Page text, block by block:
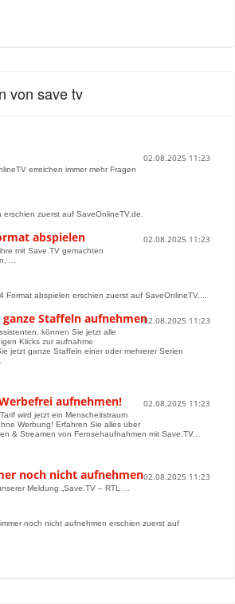
von save tv
02.08.2025 11:23
erreichen immer mehr Fragen
zuerst auf SaveOnlineTV.de.
abspielen 02.08.2025 11:23
mit Save.TV gemachten
...
Format abspielen erschien zuerst auf SaveOnlineTV....
Staffeln aufnehmen02.08.2025 11:23
können Sie jetzt alle
Klicks zur aufnahme
jetzt ganze Staffeln einer oder mehrerer Serien
aufnehmen! 02.08.2025 11:23
wird jetzt ein Menscheitstraum
Werbung! Erfahren Sie alles über
& Streamen von Fernsehaufnahmen mit Save.TV...
noch nicht aufnehmen02.08.2025 11:23
Meldung „Save.TV – RTL ...
noch nicht aufnehmen erschien zuerst auf